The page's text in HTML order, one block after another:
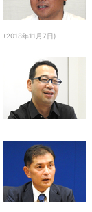
(2018年11月7日)